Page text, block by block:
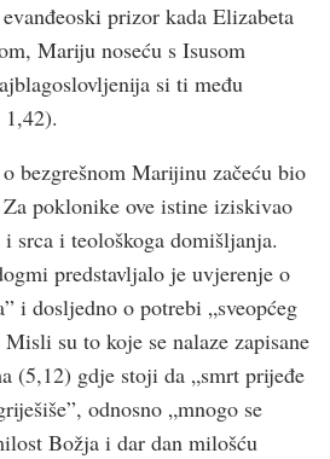
prizor kada Elizabeta
Mariju noseću s Isusom
si ti među
bezgrešnom Marijinu začeću bio
poklonike ove istine iziskivao
srca i teološkoga domišljanja.
predstavljalo je uvjerenje o
i dosljedno o potrebi „sveopćeg
su to koje se nalaze zapisane
(5,12) gdje stoji da „smrt prijeđe
odnosno „mnogo se
Božja i dar dan milošću